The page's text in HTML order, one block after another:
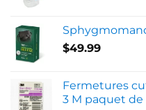
$49.99
Fermetures
3 M paquet de